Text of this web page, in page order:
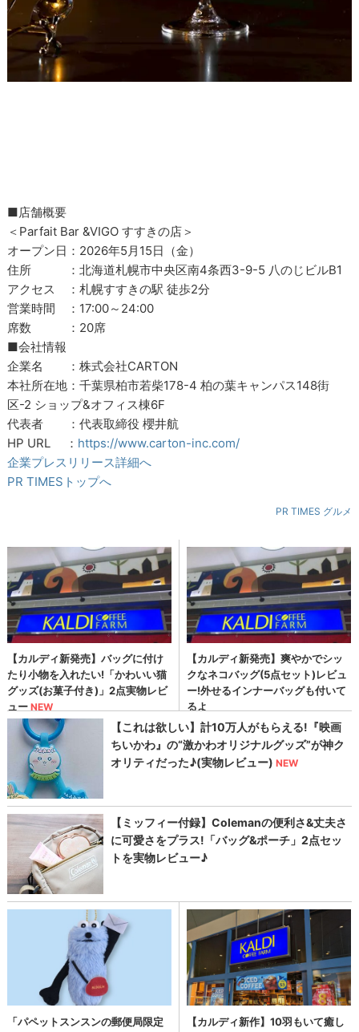
■店舗概要
＜Parfait Bar &VIGO すすきの店＞
オープン日：2026年5月15日（金）
住所 ：北海道札幌市中央区南4条西3-9-5 八のじビルB1
アクセス ：札幌すすきの駅 徒歩2分
営業時間 ：17:00～24:00
席数 ：20席
■会社情報
企業名 ：株式会社CARTON
本社所在地：千葉県柏市若柴178-4 柏の葉キャンパス148街
区-2 ショップ&オフィス棟6F
代表者 ：代表取締役 櫻井航
HP URL ： https://www.carton-inc.com/
企業プレスリリース詳細へ
PR TIMESトップへ
PR TIMES グルメ